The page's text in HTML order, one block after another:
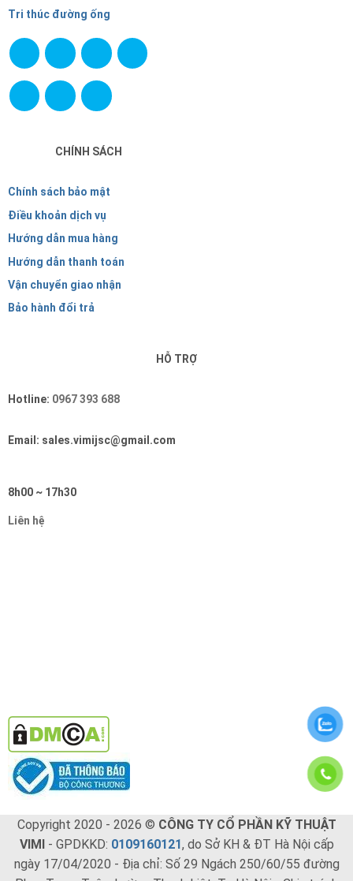
Tri thúc đường ống
CHÍNH SÁCH
Chính sách bảo mật
Điều khoản dịch vụ
Hướng dẫn mua hàng
Hướng dẫn thanh toán
Vận chuyển giao nhận
Bảo hành đổi trả
HỖ TRỢ
Hotline: 0967 393 688
Email: sales.vimijsc@gmail.com
8h00 ~ 17h30
Liên hệ
Copyright 2020 - 2026 © CÔNG TY CỔ PHẦN KỸ THUẬT
VIMI
- GPDKKD: 0109160121, do Sở KH & ĐT Hà Nội cấp
ngày 17/04/2020 - Địa chỉ: Số 29 Ngách 250/60/55 đường